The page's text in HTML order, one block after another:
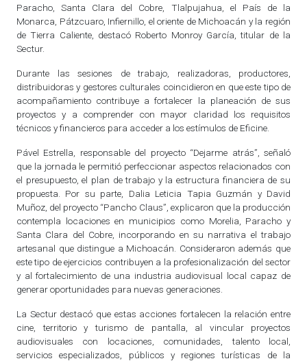
Paracho, Santa Clara del Cobre, Tlalpujahua, el País de la
Monarca, Pátzcuaro, Infiernillo, el oriente de Michoacán y la región
de Tierra Caliente, destacó Roberto Monroy García, titular de la
Sectur.
Durante las sesiones de trabajo, realizadoras, productores,
distribuidoras y gestores culturales coincidieron en que este tipo de
acompañamiento contribuye a fortalecer la planeación de sus
proyectos y a comprender con mayor claridad los requisitos
técnicos y financieros para acceder a los estímulos de Eficine.
Pável Estrella, responsable del proyecto “Dejarme atrás”, señaló
que la jornada le permitió perfeccionar aspectos relacionados con
el presupuesto, el plan de trabajo y la estructura financiera de su
propuesta. Por su parte, Dalia Leticia Tapia Guzmán y David
Muñoz, del proyecto “Pancho Claus”, explicaron que la producción
contempla locaciones en municipios como Morelia, Paracho y
Santa Clara del Cobre, incorporando en su narrativa el trabajo
artesanal que distingue a Michoacán. Consideraron además que
este tipo de ejercicios contribuyen a la profesionalización del sector
y al fortalecimiento de una industria audiovisual local capaz de
generar oportunidades para nuevas generaciones.
La Sectur destacó que estas acciones fortalecen la relación entre
cine, territorio y turismo de pantalla, al vincular proyectos
audiovisuales con locaciones, comunidades, talento local,
servicios especializados, públicos y regiones turísticas de la